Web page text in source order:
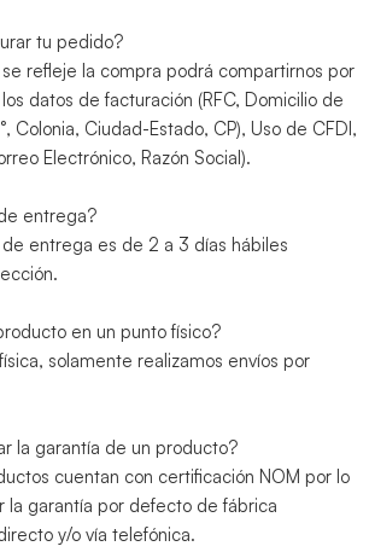
tu pedido?
refleje la compra podrá compartirnos por
datos de facturación (RFC, Domicilio de
Colonia, Ciudad-Estado, CP), Uso de CFDI,
Electrónico, Razón Social).
entrega?
entrega es de 2 a 3 días hábiles
en un punto físico?
solamente realizamos envíos por
la garantía de un producto?
cuentan con certificación NOM por lo
la garantía por defecto de fábrica
y/o vía telefónica.